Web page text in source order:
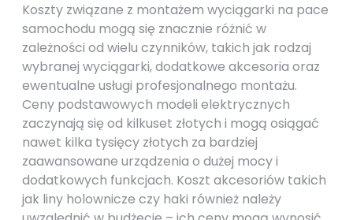
Koszty związane z montażem wyciągarki na pace
samochodu mogą się znacznie różnić w
zależności od wielu czynników, takich jak rodzaj
wybranej wyciągarki, dodatkowe akcesoria oraz
ewentualne usługi profesjonalnego montażu.
Ceny podstawowych modeli elektrycznych
zaczynają się od kilkuset złotych i mogą osiągać
nawet kilka tysięcy złotych za bardziej
zaawansowane urządzenia o dużej mocy i
dodatkowych funkcjach. Koszt akcesoriów takich
jak liny holownicze czy haki również należy